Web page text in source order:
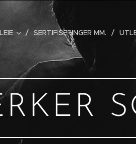
SERTIFISERINGER MM.